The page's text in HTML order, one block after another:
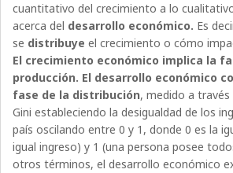
cuantitativo del crecimiento a lo
acerca del desarrollo económico. Es
se distribuye el crecimiento o cómo
El crecimiento económico implica la
producción. El desarrollo económico
fase de la distribución, medido a
Gini estableciendo la desigualdad de los
país oscilando entre 0 y 1, donde 0 es la
igual ingreso) y 1 (una persona posee
otros términos, el desarrollo económico